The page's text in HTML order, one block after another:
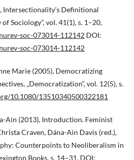
Definitional
Sociology”, vol. 41(1), s. 1–20,
soc-073014-112142 DOI:
soc-073014-112142
Marie (2005), Democratizing
„Democratization”, vol. 12(5), s.
10.1080/13510340500322181
Ain (2013), Introduction. Feminist
Craven, Dána-Ain Davis (red.),
Counterpoints to Neoliberalism in
Books, s. 14–31. DOI: